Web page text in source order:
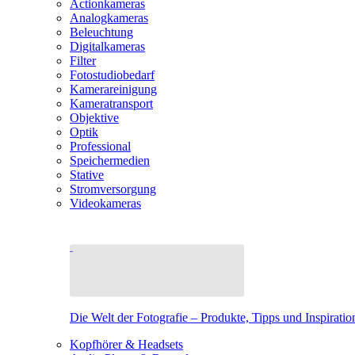
Actionkameras
Analogkameras
Beleuchtung
Digitalkameras
Filter
Fotostudiobedarf
Kamerareinigung
Kameratransport
Objektive
Optik
Professional
Speichermedien
Stative
Stromversorgung
Videokameras
Die Welt der Fotografie – Produkte, Tipps und
Kopfhörer & Headsets